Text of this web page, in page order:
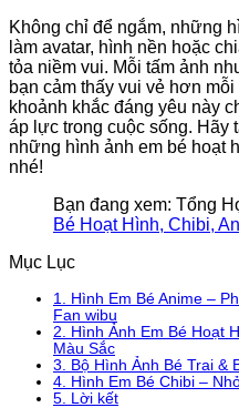
Không chỉ để ngắm, những
làm avatar, hình nền hoặc
tỏa niềm vui. Mỗi tấm ảnh
bạn cảm thấy vui vẻ hơn
khoảnh khắc đáng yêu này
áp lực trong cuộc sống. Hãy
những hình ảnh em bé hoạt
nhé!
Bạn đang xem: Tổng
Bé Hoạt Hình, Chibi,
Mục Lục
1.
Hình Em Bé Anime –
Fan wibu
2.
Hình Ảnh Em Bé Hoạt
Màu Sắc
3.
Bộ Hình Ảnh Bé Trai &
4.
Hình Em Bé Chibi –
5.
Lời kết